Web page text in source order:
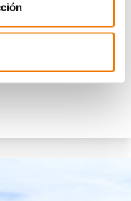
Ob Sie nun auf der
Siemüssen sich auf